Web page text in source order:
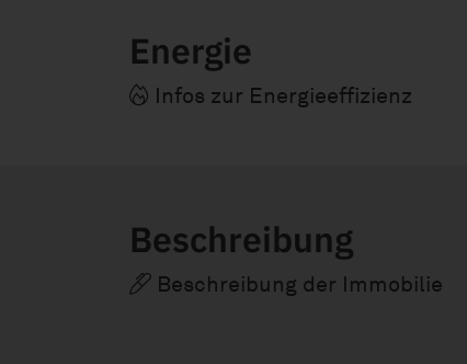
Energie
Infos zur Energieeffizienz
Beschreibung
Beschreibung der Immobilie